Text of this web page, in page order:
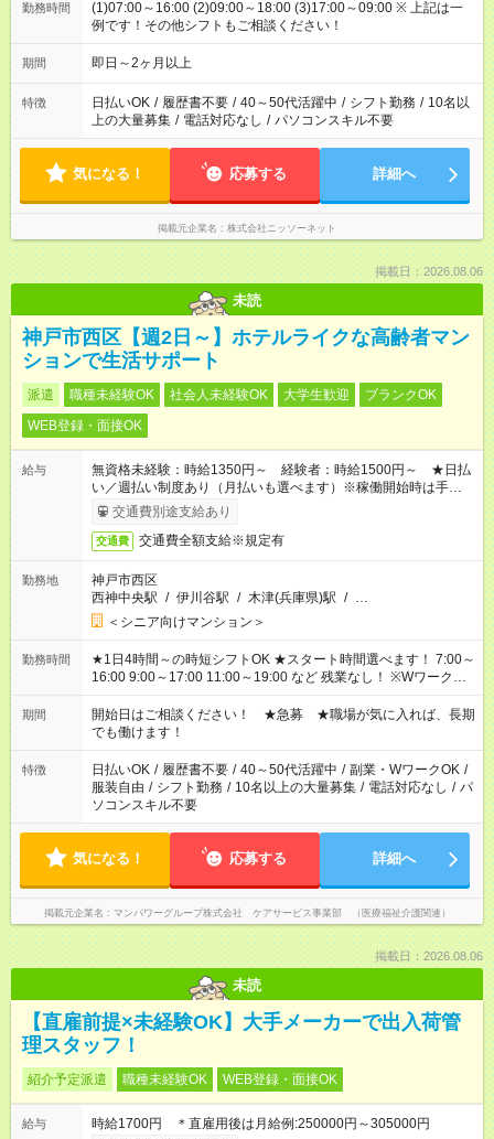
勤務時間
(1)07:00～16:00 (2)09:00～18:00 (3)17:00～09:00 ※ 上記は一
例です！その他シフトもご相談ください！
期間 即日～2ヶ月以上
特徴 日払いOK / 履歴書不要 / 40～50代活躍中 / シフト勤務 / 10名以
上の大量募集 / 電話対応なし / パソコンスキル不要
気になる！ 応募する 詳細へ
掲載元企業名 株式会社ニッソーネット
掲載日：2026.08.06
未読
神戸市西区【週2日～】ホテルライクな高齢者マン
ションで生活サポート
派遣 職種未経験OK 社会人未経験OK 大学生歓迎
ブランクOK
WEB登録・面接OK
給与
無資格未経験：時給1350円～ 経験者：時給1500円～ ★日払
い／週払い制度あり（月払いも選べます）※稼働開始時は手続き
完了次第のお支払いとなります。
交通費別途支給あり
交通費 交通費全額支給※規定有
勤務地
神戸市西区
西神中央駅 / 伊川谷駅 / 木津(兵庫県)駅 / …
＜シニア向けマンション＞
勤務時間
★1日4時間～の時短シフトOK ★スタート時間選べます！ 7:00～
16:00 9:00～17:00 11:00～19:00 など 残業なし！ ※Wワークの
場合、他のお仕事と合わせ週40時間超の就業はご案内できませ
ん ※法令に基づき、週20時間以上勤務は社会保険への加入対象
となります ※労働者派遣法（日雇い派遣の原則禁止）により、
短時間・短期間の就業はご案内が難しい場合があります
期間
開始日はご相談ください！ ★急募 ★職場が気に入れば、長期
でも働けます！
特徴 日払いOK / 履歴書不要 / 40～50代活躍中 / 副業・WワークOK /
服装自由 / シフト勤務 / 10名以上の大量募集 / 電話対応なし / パ
ソコンスキル不要
気になる！ 応募する 詳細へ
掲載元企業名 マンパワーグループ株式会社 ケアサービス事業部 （医療福祉介護関連）
掲載日：2026.08.06
未読
【直雇前提×未経験OK】大手メーカーで出入荷管
理スタッフ！
紹介予定派遣 職種未経験OK WEB登録・面接OK
給与
時給1700円 ＊直雇用後は月給例:250000円～305000円